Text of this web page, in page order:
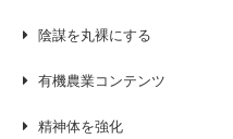
陰謀を丸裸にする
有機農業コンテンツ
精神体を強化